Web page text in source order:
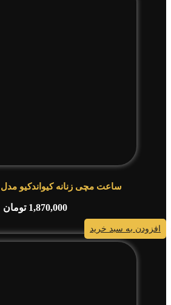
ساعت مچی زنانه کیواندکیو مدل QA20J301Y
1,870,000 تومان
افزودن به سبد خرید